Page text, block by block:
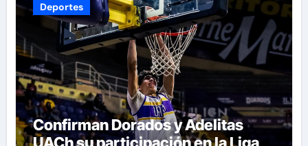
Deportes
Confirman Dorados y Adelitas